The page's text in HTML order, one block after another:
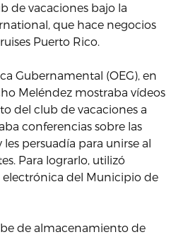
de vacaciones bajo la
que hace negocios
Puerto Rico.
Gubernamental (OEG), en
Meléndez mostraba vídeos
del club de vacaciones a
conferencias sobre las
persuadía para unirse al
Para lograrlo, utilizó
del Municipio de
de almacenamiento de